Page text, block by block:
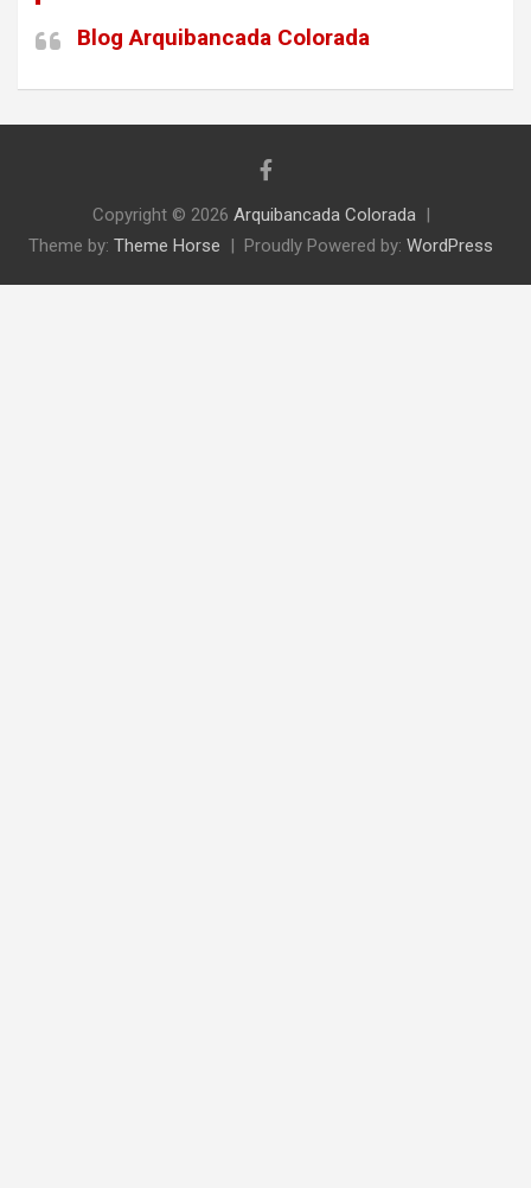
Blog Arquibancada Colorada
Copyright © 2026 Arquibancada Colorada
Theme by: Theme Horse Proudly Powered by: WordPress